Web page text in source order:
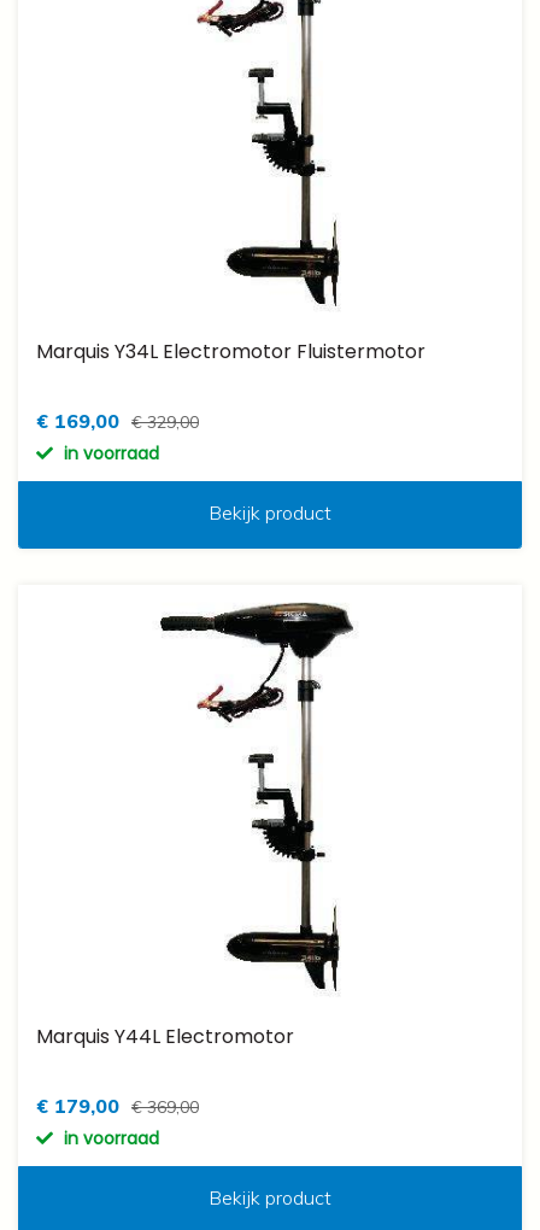
Marquis Y34L Electromotor Fluistermotor
€ 169,00 € 329,00
in voorraad
Bekijk product
Marquis Y44L Electromotor
€ 179,00 € 369,00
in voorraad
Bekijk product